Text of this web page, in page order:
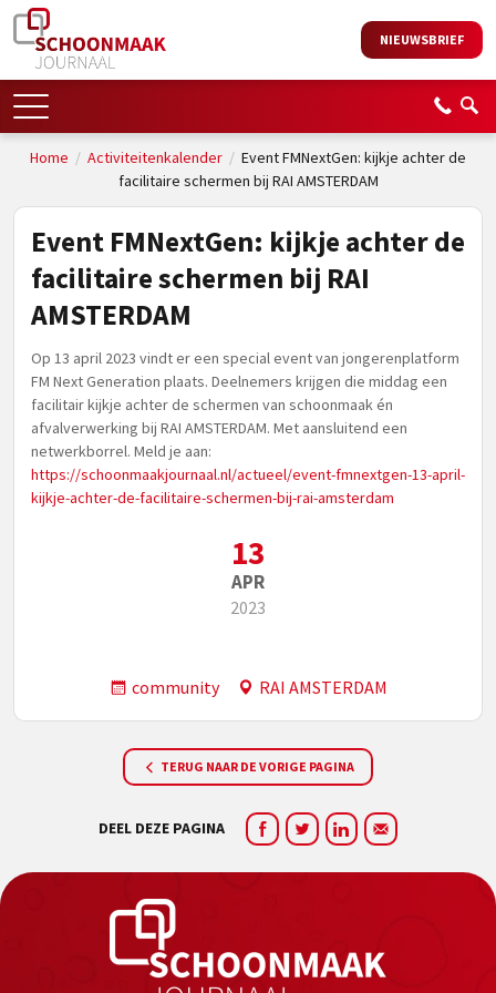
NIEUWSBRIEF
Home / Activiteitenkalender / Event FMNextGen: kijkje achter de
facilitaire schermen bij RAI AMSTERDAM
Event FMNextGen: kijkje achter de
facilitaire schermen bij RAI
AMSTERDAM
Op 13 april 2023 vindt er een special event van jongerenplatform
FM Next Generation plaats. Deelnemers krijgen die middag een
facilitair kijkje achter de schermen van schoonmaak én
afvalverwerking bij RAI AMSTERDAM. Met aansluitend een
netwerkborrel. Meld je aan:
https://schoonmaakjournaal.nl/actueel/event-fmnextgen-13-april-
kijkje-achter-de-facilitaire-schermen-bij-rai-amsterdam
13
APR
2023
community RAI AMSTERDAM
TERUG NAAR DE VORIGE PAGINA
DEEL DEZE PAGINA